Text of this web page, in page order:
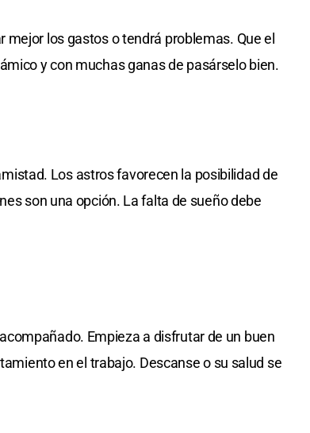
los gastos o tendrá problemas. Que el
y con muchas ganas de pasárselo bien.
Los astros favorecen la posibilidad de
son una opción. La falta de sueño debe
Empieza a disfrutar de un buen
en el trabajo. Descanse o su salud se